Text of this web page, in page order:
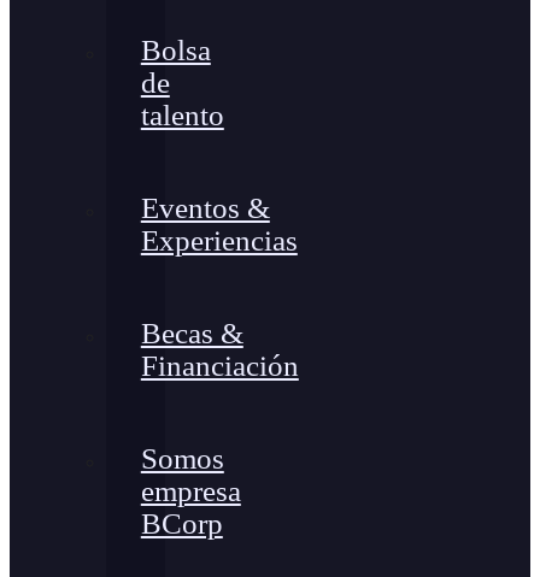
Bolsa
de
talento
Eventos &
Experiencias
Becas &
Financiación
Somos
empresa
BCorp